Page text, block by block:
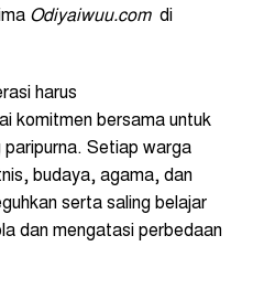
Odiyaiwuu.com di
harus
komitmen bersama untuk
paripurna. Setiap warga
budaya, agama, dan
serta saling belajar
dan mengatasi perbedaan